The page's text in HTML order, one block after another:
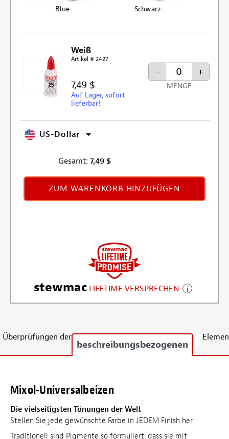
Blue Schwarz
Weiß
Artikel # 2427
7,49 $
Auf Lager, sofort
lieferbar!
- +
MENGE
US-Dollar
Gesamt: 7,49 $
ZUM WARENKORB HINZUFÜGEN
stewmac LIFETIME VERSPRECHEN
Überprüfungen der
beschreibungsbezogenen
Mixol-Universalbeizen
Die vielseitigsten Tönungen der Welt
Stellen Sie jede gewünschte Farbe in JEDEM Finish her.
Traditionell sind Pigmente so formuliert, dass sie mit